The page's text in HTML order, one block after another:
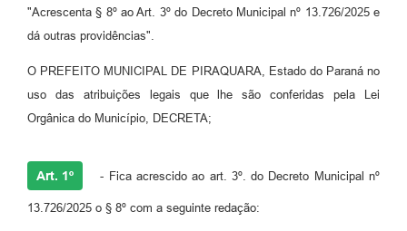
"Acrescenta § 8º ao Art. 3º do Decreto Municipal nº 13.726/2025 e
dá outras providências".
O PREFEITO MUNICIPAL DE PIRAQUARA, Estado do Paraná no
uso das atribuições legais que lhe são conferidas pela Lei
Orgânica do Município, DECRETA;
Art. 1º - Fica acrescido ao art. 3º. do Decreto Municipal nº
13.726/2025 o § 8º com a seguinte redação: